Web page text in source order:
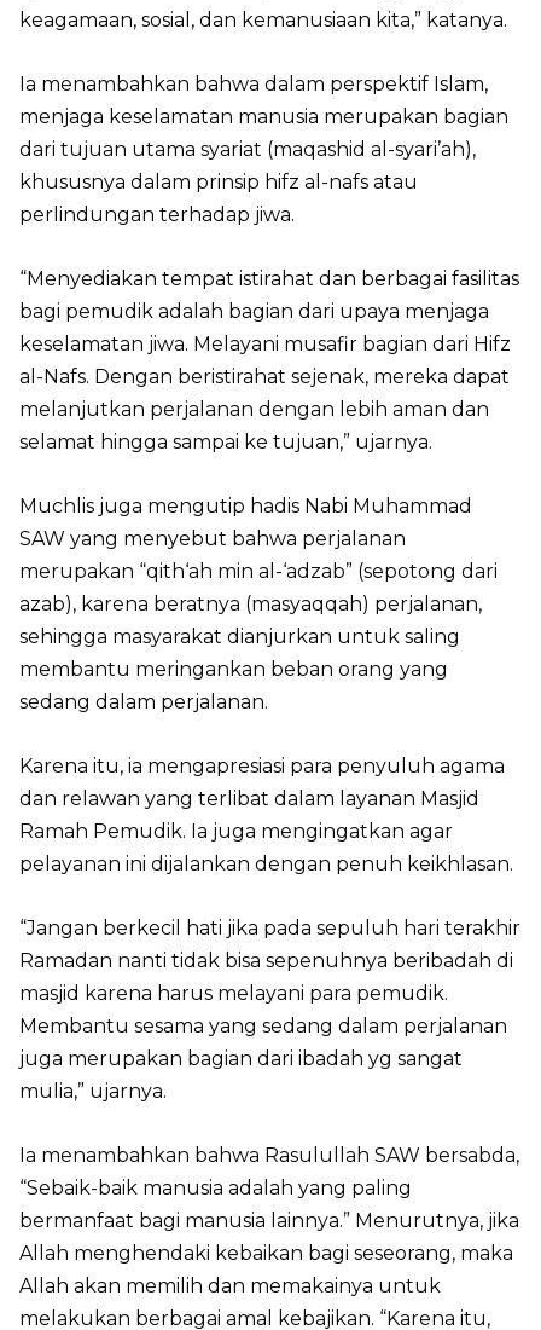
keagamaan, sosial, dan kemanusiaan kita,” katanya.
Ia menambahkan bahwa dalam perspektif Islam,
menjaga keselamatan manusia merupakan bagian
dari tujuan utama syariat (maqashid al-syari’ah),
khususnya dalam prinsip hifz al-nafs atau
perlindungan terhadap jiwa.
“Menyediakan tempat istirahat dan berbagai fasilitas
bagi pemudik adalah bagian dari upaya menjaga
keselamatan jiwa. Melayani musafir bagian dari Hifz
al-Nafs. Dengan beristirahat sejenak, mereka dapat
melanjutkan perjalanan dengan lebih aman dan
selamat hingga sampai ke tujuan,” ujarnya.
Muchlis juga mengutip hadis Nabi Muhammad
SAW yang menyebut bahwa perjalanan
merupakan “qith‘ah min al-‘adzab” (sepotong dari
azab), karena beratnya (masyaqqah) perjalanan,
sehingga masyarakat dianjurkan untuk saling
membantu meringankan beban orang yang
sedang dalam perjalanan.
Karena itu, ia mengapresiasi para penyuluh agama
dan relawan yang terlibat dalam layanan Masjid
Ramah Pemudik. Ia juga mengingatkan agar
pelayanan ini dijalankan dengan penuh keikhlasan.
“Jangan berkecil hati jika pada sepuluh hari terakhir
Ramadan nanti tidak bisa sepenuhnya beribadah di
masjid karena harus melayani para pemudik.
Membantu sesama yang sedang dalam perjalanan
juga merupakan bagian dari ibadah yg sangat
mulia,” ujarnya.
Ia menambahkan bahwa Rasulullah SAW bersabda,
“Sebaik-baik manusia adalah yang paling
bermanfaat bagi manusia lainnya.” Menurutnya, jika
Allah menghendaki kebaikan bagi seseorang, maka
Allah akan memilih dan memakainya untuk
melakukan berbagai amal kebajikan. “Karena itu,